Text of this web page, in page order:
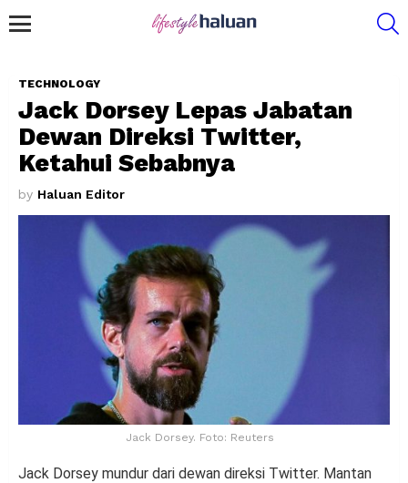
TECHNOLOGY
Jack Dorsey Lepas Jabatan
Dewan Direksi Twitter,
Ketahui Sebabnya
by Haluan Editor
Jack Dorsey. Foto: Reuters
Jack Dorsey mundur dari dewan direksi Twitter. Mantan